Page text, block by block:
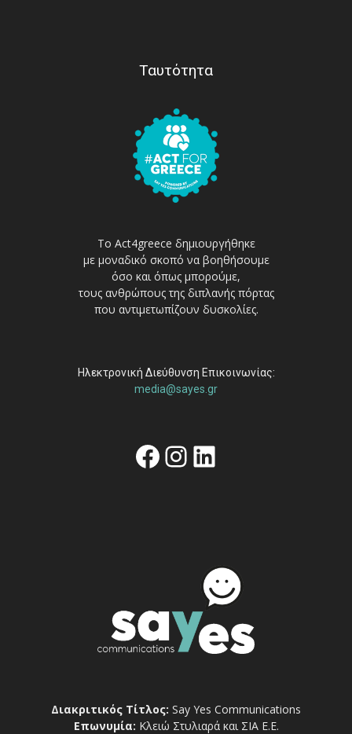
Ταυτότητα
Το Act4greece δημιουργήθηκε
με μοναδικό σκοπό να βοηθήσουμε
όσο και όπως μπορούμε,
τους ανθρώπους της διπλανής πόρτας
που αντιμετωπίζουν δυσκολίες.
Ηλεκτρονική Διεύθυνση Επικοινωνίας:
media@sayes.gr
Facebook
Instagram
Linkedin
Διακριτικός Τίτλος: Say Yes Communications
Επωνυμία: Κλειώ Στυλιαρά και ΣΙΑ Ε.Ε.